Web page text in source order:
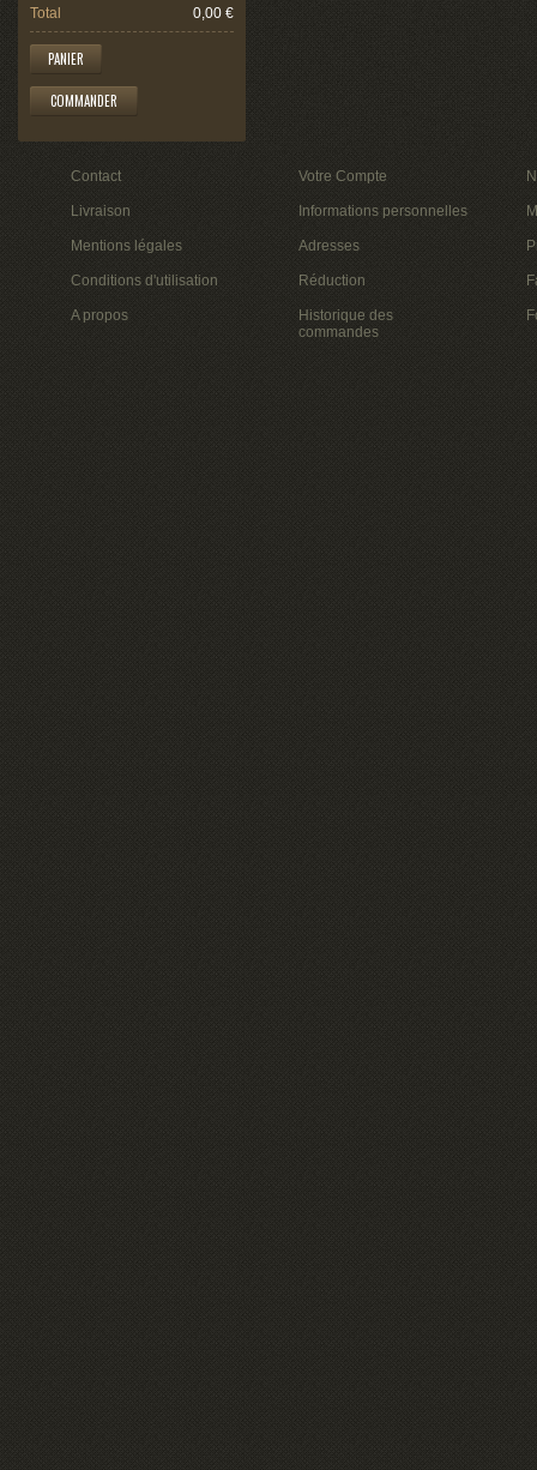
Total 0,00 €
PANIER
COMMANDER
Contact
Livraison
Mentions légales
Conditions d'utilisation
A propos
Votre Compte
Informations personnelles
Adresses
Réduction
Historique des
commandes